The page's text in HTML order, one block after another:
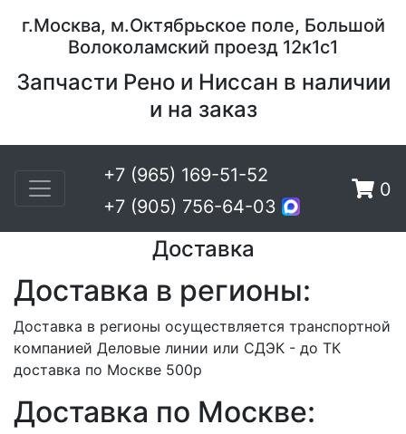
г.Москва, м.Октябрьское поле, Большой
Волоколамский проезд 12к1с1
Запчасти Рено и Ниссан в наличии
и на заказ
+7 (965) 169-51-52
+7 (905) 756-64-03
0
Доставка
Доставка в регионы:
Доставка в регионы осуществляется транспортной
компанией Деловые линии или СДЭК - до ТК
доставка по Москве 500р
Доставка по Москве: